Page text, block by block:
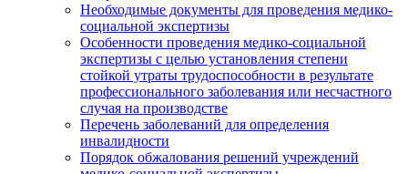
Необходимые документы для проведения медико-
социальной экспертизы
Особенности проведения медико-социальной
экспертизы с целью установления степени
стойкой утраты трудоспособности в результате
профессионального заболевания или несчастного
случая на производстве
Перечень заболеваний для определения
инвалидности
Порядок обжалования решений учреждений